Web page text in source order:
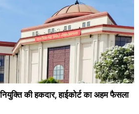
की हकदार, हाईकोर्ट का अहम फैसला